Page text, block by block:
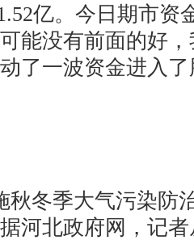
亿。今日期市资
能没有前面的好
了一波资金进入
冬季大气污染防
河北政府网，记